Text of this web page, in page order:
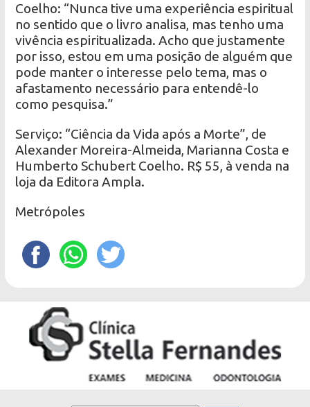
Coelho: “Nunca tive uma experiência espiritual
no sentido que o livro analisa, mas tenho uma
vivência espiritualizada. Acho que justamente
por isso, estou em uma posição de alguém que
pode manter o interesse pelo tema, mas o
afastamento necessário para entendê-lo
como pesquisa.”
Serviço: “Ciência da Vida após a Morte”, de
Alexander Moreira-Almeida, Marianna Costa e
Humberto Schubert Coelho. R$ 55, à venda na
loja da Editora Ampla.
Metrópoles